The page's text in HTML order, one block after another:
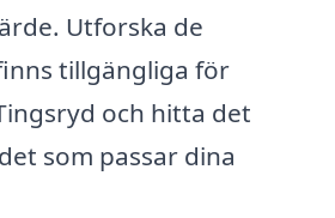
Utforska de
tillgängliga för
och hitta det
som passar dina